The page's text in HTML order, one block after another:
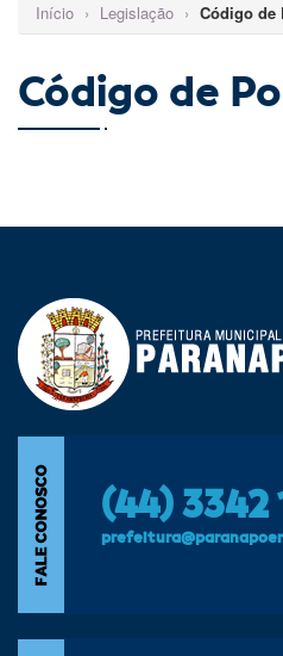
Início › Legislação › Código de
Código de
(44) 3342